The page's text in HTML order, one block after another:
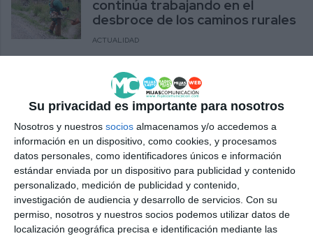
Su privacidad es importante para nosotros
Nosotros y nuestros socios almacenamos y/o accedemos a
información en un dispositivo, como cookies, y procesamos
datos personales, como identificadores únicos e información
estándar enviada por un dispositivo para publicidad y contenido
personalizado, medición de publicidad y contenido,
investigación de audiencia y desarrollo de servicios. Con su
permiso, nosotros y nuestros socios podemos utilizar datos de
localización geográfica precisa e identificación mediante las
continúa trabajando en el
desbroce de los caminos rurales
ACTUALIDAD
Ayuntamiento y Asociación de
Comerciantes acuerdan
colaborar en la mejora de la
oferta
ACTUALIDAD
La Orquesta de Cuerda del
Conservatorio Costa del Sol
ofrece su concierto fin de curso
ACTUALIDAD